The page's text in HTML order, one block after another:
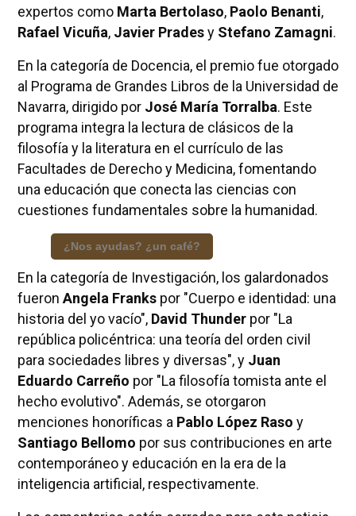
expertos como Marta Bertolaso, Paolo Benanti,
Rafael Vicuña, Javier Pradesy Stefano Zamagni.
En la categoría de Docencia, el premio fue otorgado
al Programa de Grandes Libros de la Universidad de
Navarra, dirigido por José María Torralba. Este
programa integra la lectura de clásicos de la
filosofía y la literatura en el currículo de las
Facultades de Derecho y Medicina, fomentando
una educación que conecta las ciencias con
cuestiones fundamentales sobre la humanidad.
¿Nos ayudas? ¿un café?
En la categoría de Investigación, los galardonados
fueron Angela Frankspor "Cuerpo e identidad: una
historia del yo vacío", David Thunderpor "La
república policéntrica: una teoría del orden civil
para sociedades libres y diversas", y Juan
Eduardo Carreño por "La filosofía tomista ante el
hecho evolutivo". Además, se otorgaron
menciones honoríficas a Pablo López Raso y
Santiago Bellomo por sus contribuciones en arte
contemporáneo y educación en la era de la
inteligencia artificial, respectivamente.